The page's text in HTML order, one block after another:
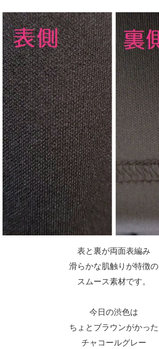
表と裏が両面表編み
滑らかな肌触りが特徴の
スムース素材です。
今日の渋色は
ちょとブラウンがかった
チャコールグレー